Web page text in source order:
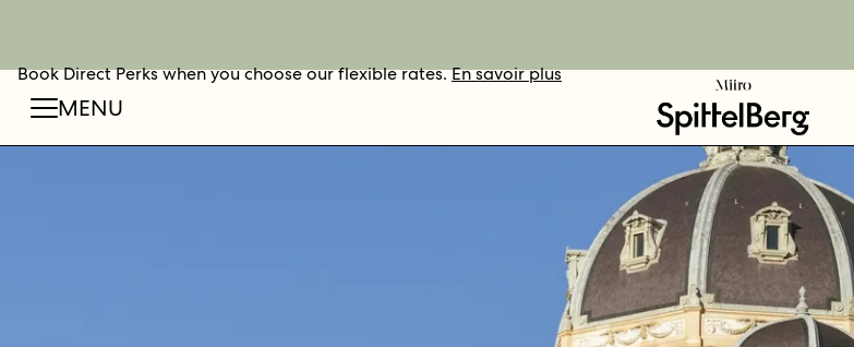
Book Direct Perks when you choose our flexible rates.En savoir plus RÉSERVER
DÉCOUVRIR
RÉSERVER VOTEZ ICI
MENU